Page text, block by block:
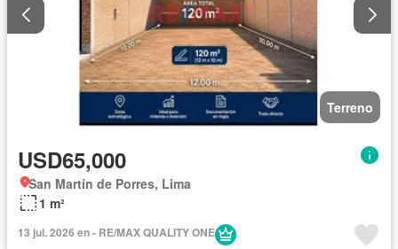
Terreno
USD65,000
San Martín de Porres, Lima
1 m²
13 jul. 2026 en - RE/MAX QUALITY ONE